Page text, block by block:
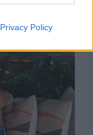
Privacy Policy